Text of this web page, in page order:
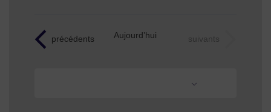
Évènements
précédents Aujourd’hui Évènements
suivants